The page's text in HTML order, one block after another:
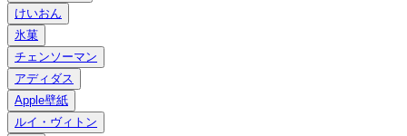
けいおん
氷菓
チェンソーマン
アディダス
Apple壁紙
ルイ・ヴィトン